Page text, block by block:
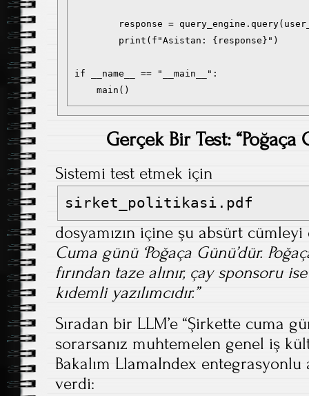
response =
        print(f"Asistan: {response}")
if __name__ == "__main__":
Gerçek Bir Test: “Poğaça
Sistemi test etmek için
sirket_politikasi.pdf
dosyamızın içine şu absürt
Cuma günü ‘Poğaça Günü’dür.
fırından taze alınır, çay sponsoru
kıdemli yazılımcıdır.”
Sıradan bir LLM’e “Şirkette cuma
sorarsanız muhtemelen genel iş
Bakalım LlamaIndex entegrasyonlu
verdi: